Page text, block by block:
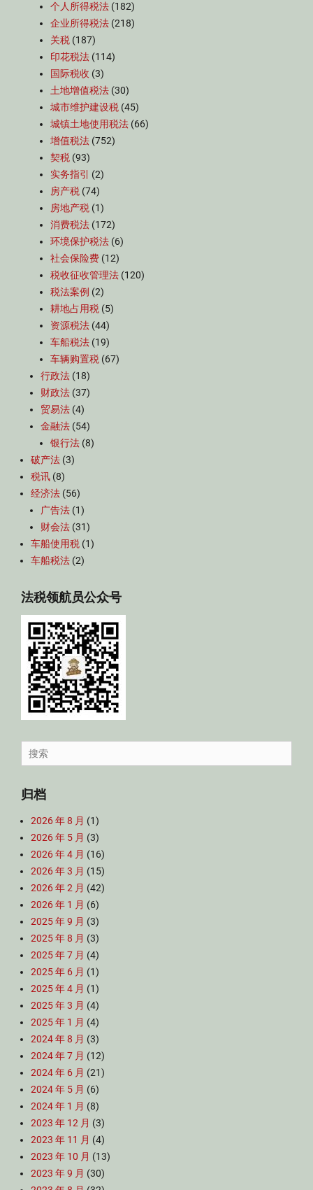
个人所得税法 (182)
企业所得税法 (218)
关税 (187)
印花税法 (114)
国际税收 (3)
土地增值税法 (30)
城市维护建设税 (45)
城镇土地使用税法 (66)
增值税法 (752)
契税 (93)
实务指引
(2)
房产税 (74)
房地产税 (1)
消费税法 (172)
环境保护税法 (6)
社会保险费 (12)
税收征收管理法 (120)
税法案例 (2)
耕地占用税 (5)
资源税法 (44)
车船税法 (19)
车辆购置税 (67)
行政法 (18)
财政法 (37)
贸易法 (4)
金融法 (54)
银行法 (8)
破产法 (3)
税讯 (8)
经济法 (56)
广告法 (1)
财会法 (31)
车船使用税 (1)
车船税法 (2)
法税领航员公众号
Search
for:
归档
2026 年 8 月 (1)
2026 年 5 月 (3)
2026 年 4 月 (16)
2026 年 3 月 (15)
2026 年 2 月 (42)
2026 年 1 月 (6)
2025 年 9 月 (3)
2025 年 8 月 (3)
2025 年 7 月 (4)
2025 年 6 月 (1)
2025 年 4 月 (1)
2025 年 3 月 (4)
2025 年 1 月 (4)
2024 年 8 月 (3)
2024 年 7 月 (12)
2024 年 6 月 (21)
2024 年 5 月 (6)
2024 年 1 月 (8)
2023 年 12 月 (3)
2023 年 11 月 (4)
2023 年 10 月 (13)
2023 年 9 月 (30)